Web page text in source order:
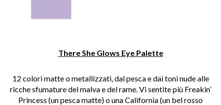
There She Glows Eye Palette
12 colori matte o metallizzati, dal pesca e dai toni nude alle
ricche sfumature del malva e del rame. Vi sentite più Freakin’
Princess (un pesca matte) o una California (un bel rosso